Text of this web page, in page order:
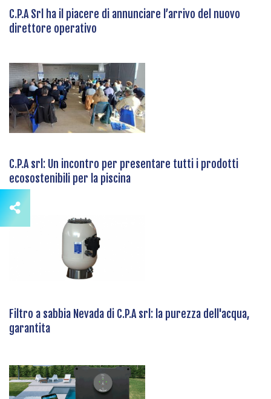
C.P.A Srl ha il piacere di annunciare l’arrivo del nuovo
direttore operativo
C.P.A srl: Un incontro per presentare tutti i prodotti
ecosostenibili per la piscina
Filtro a sabbia Nevada di C.P.A srl: la purezza dell'acqua,
garantita